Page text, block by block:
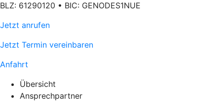
BLZ: 61290120 • BIC: GENODES1NUE
Jetzt anrufen
Jetzt Termin vereinbaren
Anfahrt
Übersicht
Ansprechpartner